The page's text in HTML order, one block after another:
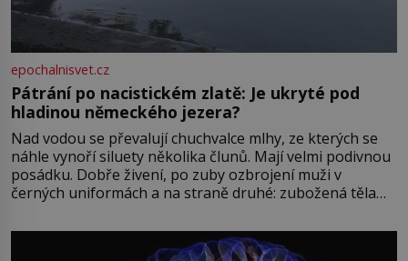
epochalnisvet.cz
Pátrání po nacistickém zlatě: Je ukryté pod
hladinou německého jezera?
Nad vodou se převalují chuchvalce mlhy, ze kterých se
náhle vynoří siluety několika člunů. Mají velmi podivnou
posádku. Dobře živení, po zuby ozbrojení muži v
černých uniformách a na straně druhé: zubožená těla
přízračná scéna znamená? Je jaro roku 1945, druhá
světová válka se chýlí ke konci. Jezero Stolpsee